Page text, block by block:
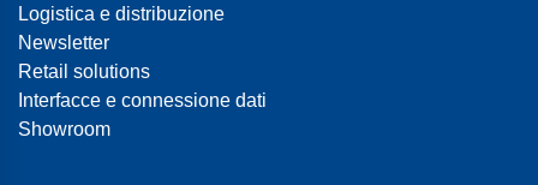
Logistica e distribuzione
Newsletter
Retail solutions
Interfacce e connessione dati
Showroom